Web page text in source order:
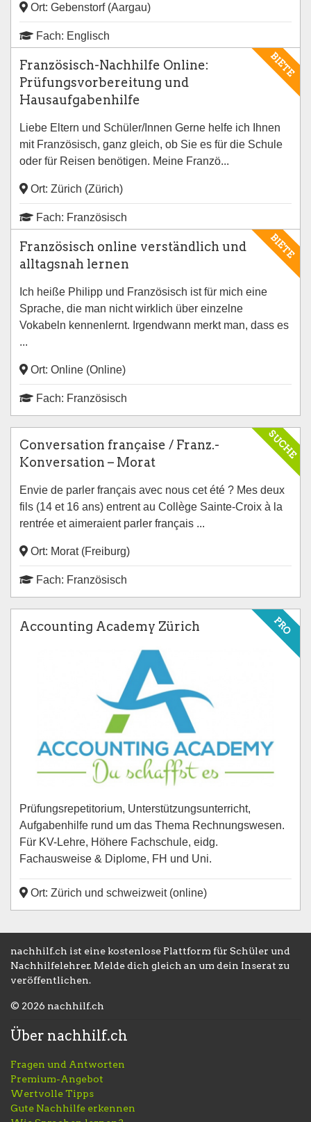
Ort: Gebenstorf (Aargau)
Fach: Englisch
BIETE
Französisch-Nachhilfe Online:
Prüfungsvorbereitung und
Hausaufgabenhilfe
Liebe Eltern und Schüler/Innen Gerne helfe ich Ihnen
mit Französisch, ganz gleich, ob Sie es für die Schule
oder für Reisen benötigen. Meine Franzö...
Ort: Zürich (Zürich)
Fach: Französisch
BIETE
Französisch online verständlich und
alltagsnah lernen
Ich heiße Philipp und Französisch ist für mich eine
Sprache, die man nicht wirklich über einzelne
Vokabeln kennenlernt. Irgendwann merkt man, dass es
...
Ort: Online (Online)
Fach: Französisch
SUCHE
Conversation française / Franz.-
Konversation – Morat
Envie de parler français avec nous cet été ? Mes deux
fils (14 et 16 ans) entrent au Collège Sainte-Croix à la
rentrée et aimeraient parler français ...
Ort: Morat (Freiburg)
Fach: Französisch
PRO
Accounting Academy Zürich
Prüfungsrepetitorium, Unterstützungsunterricht,
Aufgabenhilfe rund um das Thema Rechnungswesen.
Für KV-Lehre, Höhere Fachschule, eidg.
Fachausweise & Diplome, FH und Uni.
Ort: Zürich und schweizweit (online)
nachhilf.ch ist eine kostenlose Plattform für Schüler und
Nachhilfelehrer. Melde dich gleich an um dein Inserat zu
veröffentlichen.
© 2026 nachhilf.ch
Über nachhilf.ch
Fragen und Antworten
Premium-Angebot
Wertvolle Tipps
Gute Nachhilfe erkennen